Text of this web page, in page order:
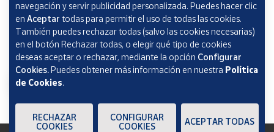
Correos Market
navegación y servir publicidad personalizada. Puedes hacer clic
en Aceptar todas para permitir el uso de todas las cookies.
También puedes rechazar todas (salvo las cookies necesarias)
en el botón Rechazar todas, o elegir qué tipo de cookies
deseas aceptar o rechazar, mediante la opción Configurar
Cookies.Puedes obtener más información en nuestra Política
de Cookies.
RECHAZAR
COOKIES
CONFIGURAR
COOKIES
ACEPTAR TODAS